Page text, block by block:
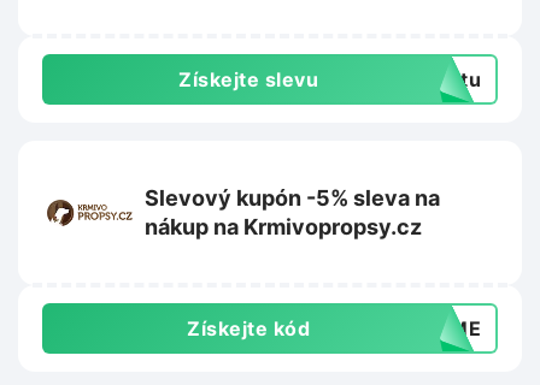
Získejte slevu extu
Slevový kupón -5% sleva na
nákup na Krmivopropsy.cz
Získejte kód COME